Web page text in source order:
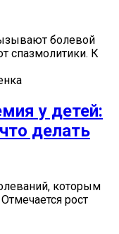
болевой
спазмолитики. К
у детей:
делать
которым
рост